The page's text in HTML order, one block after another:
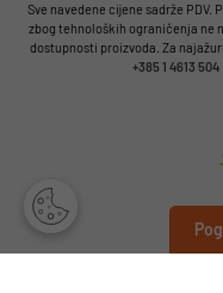
Sve navedene cijene sadrže
zbog tehnoloških ograničenja ne
dostupnosti proizvoda. Za
+385 1 4613 504